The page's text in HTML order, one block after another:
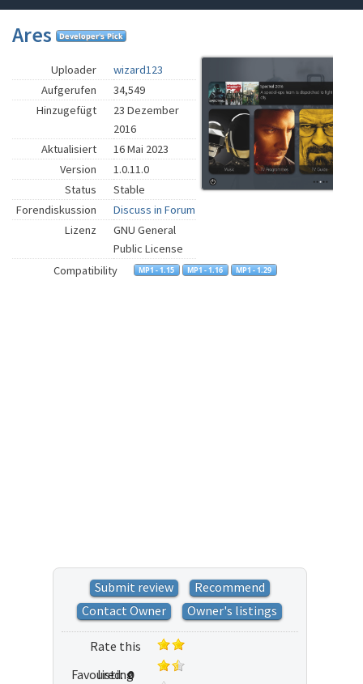
Ares
Uploader
wizard123
Aufgerufen
34,549
Hinzugefügt
23 Dezember
2016
Aktualisiert
16 Mai 2023
Version
1.0.11.0
Status
Stable
Forendiskussion
Discuss in Forum
Lizenz
GNU General
Public License
Compatibility
Submit review
Recommend
Contact Owner
Owner's listings
Rate this
listing
Favoured: 0